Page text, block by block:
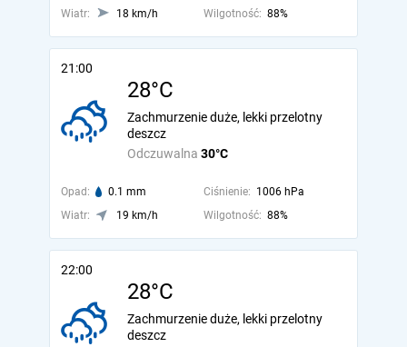
Wiatr:
18 km/h Wilgotność: 88%
21:00
28°C
Odczuwalna 30°C
Zachmurzenie duże, lekki przelotny
deszcz
Opad: 0.1 mm Ciśnienie: 1006 hPa
Wiatr:
19 km/h Wilgotność: 88%
22:00
28°C
Zachmurzenie duże, lekki przelotny
deszcz